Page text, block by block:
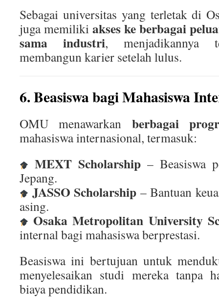
Sebagai universitas yang terletak di
juga memiliki akses ke berbagai
sama industri, menjadikannya
membangun karier setelah lulus.
6. Beasiswa bagi Mahasiswa
OMU menawarkan berbagai
mahasiswa internasional, termasuk:
MEXT Scholarship – Beasiswa
Jepang.
JASSO Scholarship – Bantuan
asing.
Osaka Metropolitan University
internal bagi mahasiswa berprestasi.
Beasiswa ini bertujuan untuk
menyelesaikan studi mereka tanpa
biaya pendidikan.